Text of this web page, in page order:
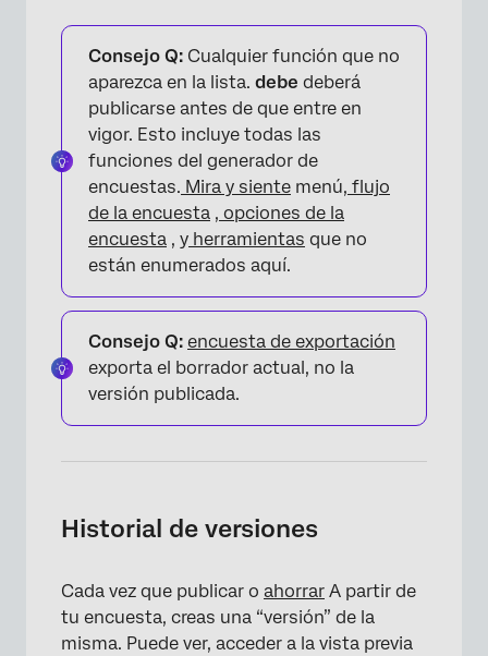
Consejo Q: Cualquier función que no
aparezca en la lista. debe deberá
publicarse antes de que entre en
vigor. Esto incluye todas las
funciones del generador de
encuestas. Mira y siente menú, flujo
de la encuesta , opciones de la
encuesta , y herramientas que no
están enumerados aquí.
Consejo Q: encuesta de exportación
exporta el borrador actual, no la
versión publicada.
Historial de versiones
Cada vez que publicar o ahorrar A partir de
tu encuesta, creas una “versión” de la
misma. Puede ver, acceder a la vista previa